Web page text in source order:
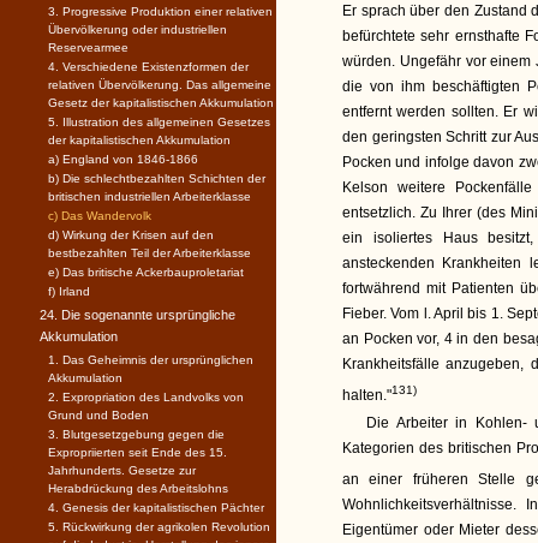
Er sprach über den Zustand
befürchtete sehr ernsthafte
würden. Ungefähr vor einem
die von ihm beschäftigten
entfernt werden sollten. Er
den geringsten Schritt zur
Pocken und infolge davon
Kelson weitere
entsetzlich. Zu Ihrer (des
ein isoliertes Haus
ansteckenden Krankheiten
fortwährend mit Patienten
Fieber. Vom l. April bis 1.
an Pocken vor, 4 in den
Krankheitsfälle anzugeben,
halten."131)
Die Arbeiter in Kohlen-
Kategorien des britischen
an einer früheren Stelle
Eigentümer oder Mieter
3. Progressive Produktion einer relativen
Übervölkerung oder industriellen
Reservearmee
4. Verschiedene Existenzformen der
relativen Übervölkerung. Das allgemeine
Gesetz der kapitalistischen Akkumulation
5. Illustration des allgemeinen Gesetzes
der kapitalistischen Akkumulation
a) England von 1846-1866
b) Die schlechtbezahlten Schichten der
britischen industriellen Arbeiterklasse
c) Das Wandervolk
d) Wirkung der Krisen auf den
bestbezahlten Teil der Arbeiterklasse
e) Das britische Ackerbauproletariat
f) Irland
24. Die sogenannte ursprüngliche
Akkumulation
1. Das Geheimnis der ursprünglichen
Akkumulation
2. Expropriation des Landvolks von
Grund und Boden
3. Blutgesetzgebung gegen die
Expropriierten seit Ende des 15.
Jahrhunderts. Gesetze zur
Herabdrückung des Arbeitslohns
4. Genesis der kapitalistischen Pächter
5. Rückwirkung der agrikolen Revolution